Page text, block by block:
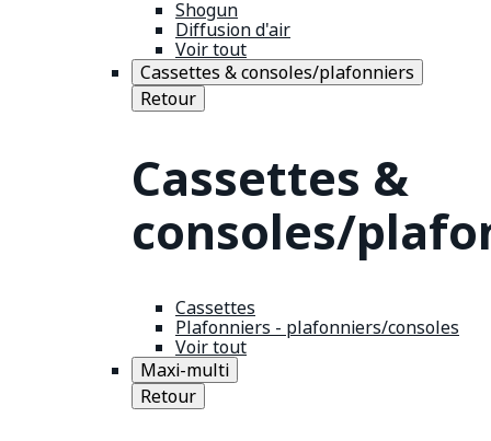
Shogun
Diffusion d'air
Voir tout
Cassettes & consoles/plafonniers
Retour
Cassettes &
consoles/
Cassettes
Plafonniers - plafonniers/consoles
Voir tout
Maxi-multi
Retour